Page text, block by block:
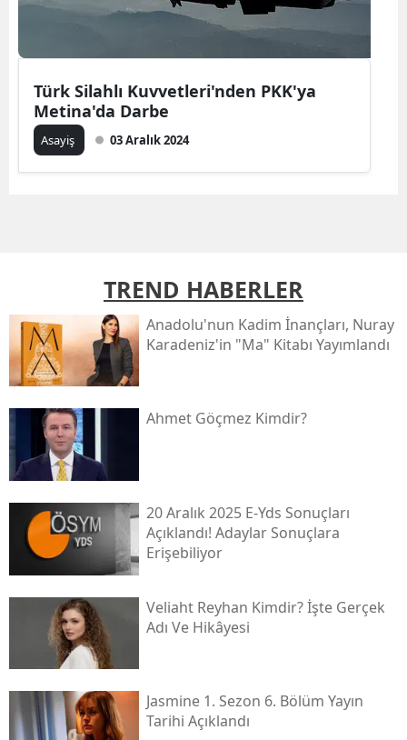
Türk Silahlı Kuvvetleri'nden PKK'ya
Metina'da Darbe
Asayiş 03 Aralık 2024
TREND HABERLER
Anadolu'nun Kadim İnançları, Nuray
Karadeniz'in "ma" Kitabı Yayımlandı
Ahmet Göçmez Kimdir?
20 Aralık 2025 E-Yds Sonuçları
Açıklandı! Adaylar Sonuçlara
Erişebiliyor
Veliaht Reyhan Kimdir? İşte Gerçek
Adı Ve Hikâyesi
Jasmine 1. Sezon 6. Bölüm Yayın
Tarihi Açıklandı